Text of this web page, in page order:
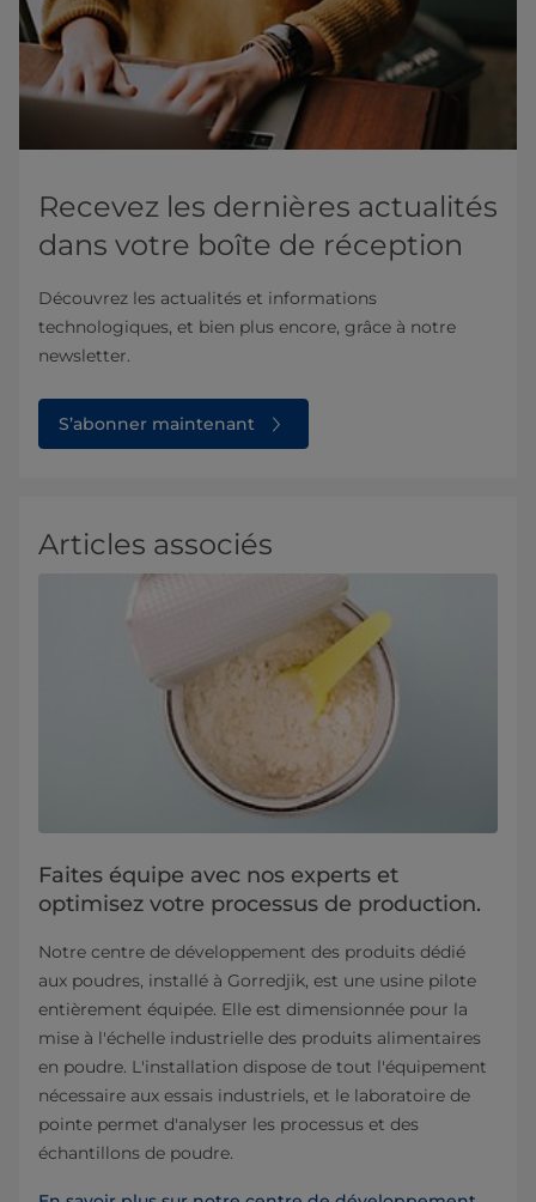
Recevez les dernières actualités
dans votre boîte de réception
Découvrez les actualités et informations
technologiques, et bien plus encore, grâce à notre
newsletter.
S’abonner maintenant
Articles associés
Faites équipe avec nos experts et
optimisez votre processus de production.
Notre centre de développement des produits dédié
aux poudres, installé à Gorredjik, est une usine pilote
entièrement équipée. Elle est dimensionnée pour la
mise à l'échelle industrielle des produits alimentaires
en poudre. L'installation dispose de tout l'équipement
nécessaire aux essais industriels, et le laboratoire de
pointe permet d'analyser les processus et des
échantillons de poudre.